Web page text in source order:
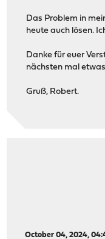
Das Problem in
heute auch lösen.
Danke für euer
nächsten mal
Gruß, Robert.
October 04, 2024,